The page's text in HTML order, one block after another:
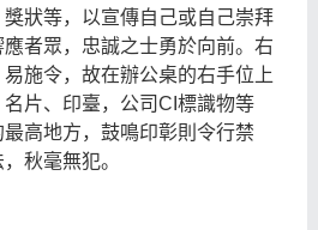
狀等，以宣傳自己或自己崇拜
者眾，忠誠之士勇於向前。右
施令，故在辦公桌的右手位上
片、印臺，公司CI標識物等
高地方，鼓鳴印彰則令行禁
秋毫無犯。